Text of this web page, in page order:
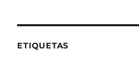
ETIQUETAS